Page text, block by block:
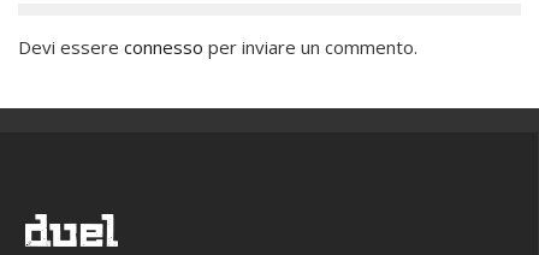
Devi essere connesso per inviare un commento.